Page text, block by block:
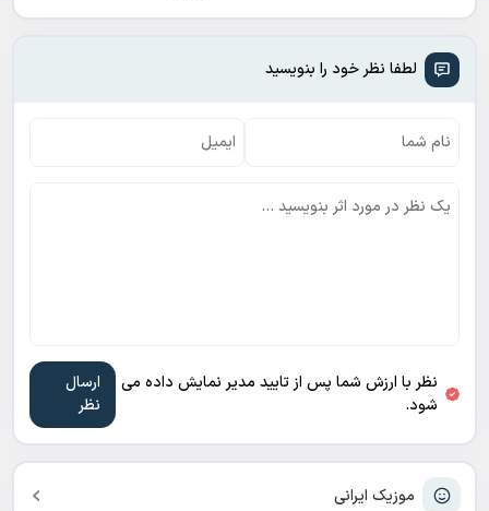
موزیک ایرانی
لطفا نظر خود را بنویسید
نظر با ارزش شما پس از تایید مدیر نمایش داده می
شود.